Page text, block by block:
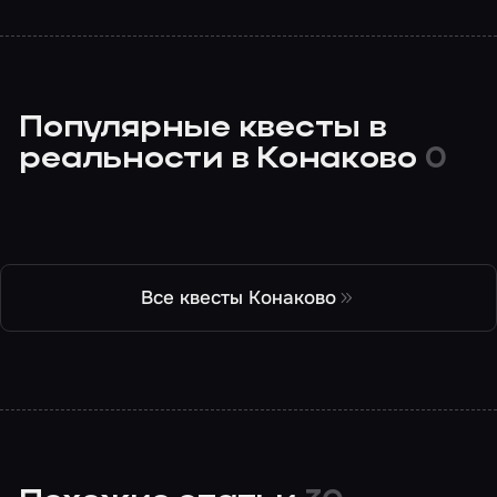
Популярные квесты в
реальности в Конаково 0
Все квесты Конаково